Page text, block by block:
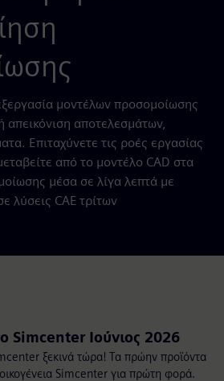
μοντέλων προσομοίωσης
απεικόνιση αποτελεσμάτων,
Επιταχύνετε τις ροές εργασίας
από το μοντέλο CAD στα
μέσα σε λίγα λεπτά με
λύσεις CAE τρίτων
Simcenter Ιούνιος 2026
ξεκινά τώρα! Τα πρώην προϊόντα
Simcenter για πρώτη φορά.